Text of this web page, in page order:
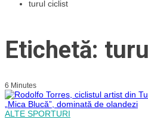
turul ciclist
Etichetă:
6 Minutes
ALTE SPORTURI